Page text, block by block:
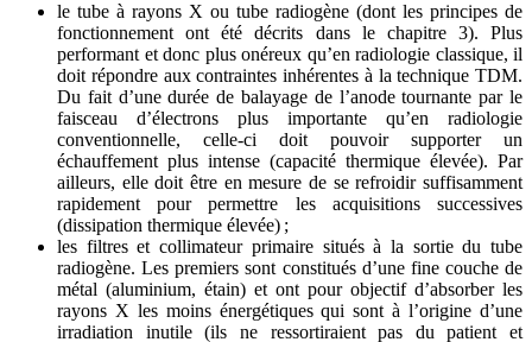
le tube à rayons X ou tube radiogène (dont les principes de
fonctionnement ont été décrits dans le chapitre 3). Plus
performant et donc plus onéreux qu’en radiologie classique, il
doit répondre aux contraintes inhérentes à la technique TDM.
Du fait d’une durée de balayage de l’anode tournante par le
faisceau d’électrons plus importante qu’en radiologie
conventionnelle, celle-ci doit pouvoir supporter un
échauffement plus intense (capacité thermique élevée). Par
ailleurs, elle doit être en mesure de se refroidir suffisamment
rapidement pour permettre les acquisitions successives
(dissipation thermique élevée) ;
les filtres et collimateur primaire situés à la sortie du tube
radiogène. Les premiers sont constitués d’une fine couche de
métal (aluminium, étain) et ont pour objectif d’absorber les
rayons X les moins énergétiques qui sont à l’origine d’une
irradiation inutile (ils ne ressortiraient pas du patient et